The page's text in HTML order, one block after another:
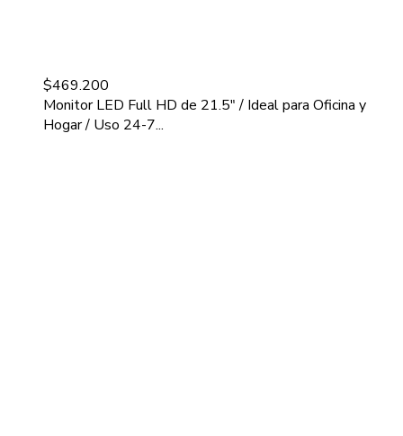
$469.200
Monitor LED Full HD de 21.5" / Ideal para Oficina y
Hogar / Uso 24-7...